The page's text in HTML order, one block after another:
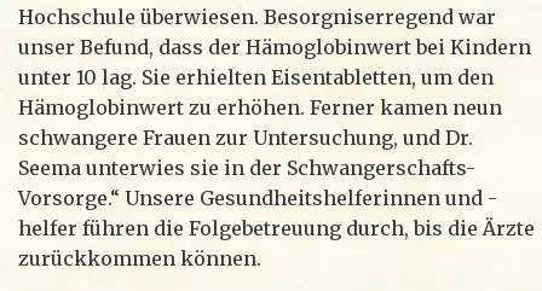
Hochschule überwiesen. Besorgniserregend war
unser Befund, dass der Hämoglobinwert bei Kindern
unter 10 lag. Sie erhielten Eisentabletten, um den
Hämoglobinwert zu erhöhen. Ferner kamen neun
schwangere Frauen zur Untersuchung, und Dr.
Seema unterwies sie in der Schwangerschafts-
Vorsorge.“ Unsere Gesundheitshelferinnen und -
helfer führen die Folgebetreuung durch, bis die Ärzte
zurückkommen können.